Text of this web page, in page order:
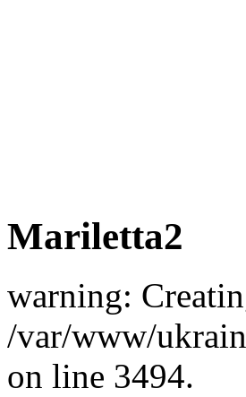
Mariletta2
warning:
/var/www/
on line 3494.